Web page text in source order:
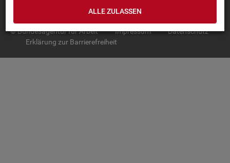
ALLE ZULASSEN
© Bundesagentur für Arbeit Impressum
Datenschutz
Erklärung zur Barrierefreiheit